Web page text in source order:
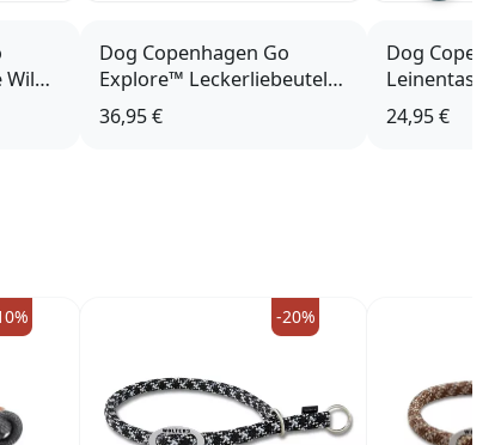
Wild
Dog Copenhagen Go
Explore™ Leckerliebeutel
Wild Rose
36,95 €
Dog
Organizer
24,95 €
-20%